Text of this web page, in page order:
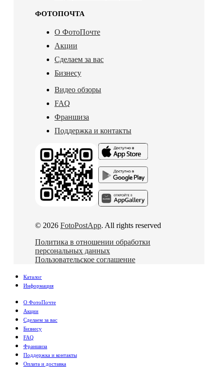
ФОТОПОЧТА
О ФотоПочте
Акции
Сделаем за вас
Бизнесу
Видео обзоры
FAQ
Франшиза
Поддержка и контакты
© 2026 FotoPostApp. All rights reserved
Политика в отношении обработки
персональных данных
Пользовательское соглашение
Каталог
Информация
О ФотоПочте
Акции
Сделаем за вас
Бизнесу
FAQ
Франшиза
Поддержка и контакты
Оплата и доставка